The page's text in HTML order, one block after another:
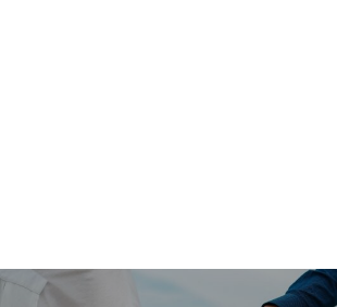
Navigation